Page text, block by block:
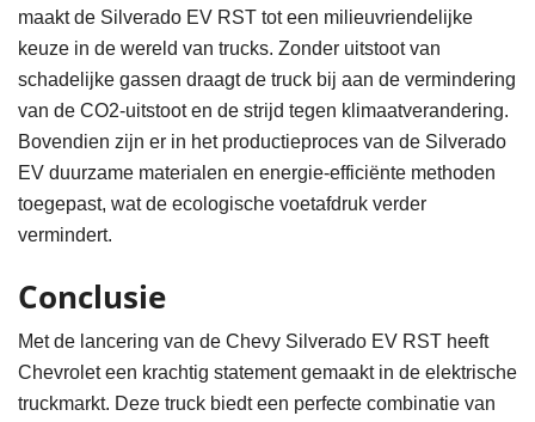
maakt de Silverado EV RST tot een milieuvriendelijke
keuze in de wereld van trucks. Zonder uitstoot van
schadelijke gassen draagt de truck bij aan de vermindering
van de CO2-uitstoot en de strijd tegen klimaatverandering.
Bovendien zijn er in het productieproces van de Silverado
EV duurzame materialen en energie-efficiënte methoden
toegepast, wat de ecologische voetafdruk verder
vermindert.
Conclusie
Met de lancering van de Chevy Silverado EV RST heeft
Chevrolet een krachtig statement gemaakt in de elektrische
truckmarkt. Deze truck biedt een perfecte combinatie van